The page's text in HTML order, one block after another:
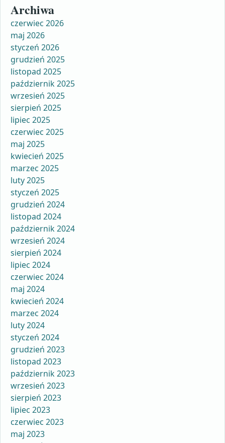
Archiwa
czerwiec 2026
maj 2026
styczeń 2026
grudzień 2025
listopad 2025
październik 2025
wrzesień 2025
sierpień 2025
lipiec 2025
czerwiec 2025
maj 2025
kwiecień 2025
marzec 2025
luty 2025
styczeń 2025
grudzień 2024
listopad 2024
październik 2024
wrzesień 2024
sierpień 2024
lipiec 2024
czerwiec 2024
maj 2024
kwiecień 2024
marzec 2024
luty 2024
styczeń 2024
grudzień 2023
listopad 2023
październik 2023
wrzesień 2023
sierpień 2023
lipiec 2023
czerwiec 2023
maj 2023